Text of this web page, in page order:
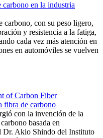
en la industria
carbono, con su peso ligero,
y resistencia a la fatiga,
cada vez más atención en
en automóviles se vuelven
fibra de carbono
con la invención de la
basada en
Akio Shindo del Instituto